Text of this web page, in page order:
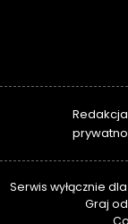
Redakcja
Serwis wyłącznie
Graj